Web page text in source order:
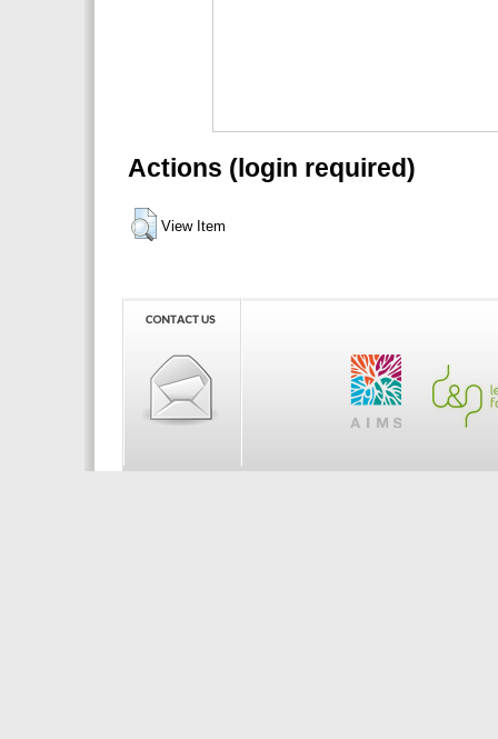
Actions (login required)
View Item